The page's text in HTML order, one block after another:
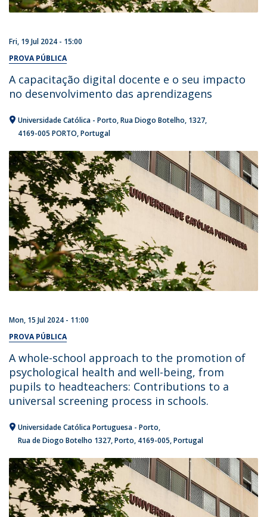
Fri, 19 Jul 2024 - 15:00
PROVA PÚBLICA
A capacitação digital docente e o seu impacto
no desenvolvimento das aprendizagens
Universidade Católica - Porto Rua Diogo Botelho, 1327
4169-005 PORTO Portugal
Mon, 15 Jul 2024 - 11:00
PROVA PÚBLICA
A whole-school approach to the promotion of
psychological health and well-being, from
pupils to headteachers: Contributions to a
universal screening process in schools.
Universidade Católica Portuguesa - Porto
Rua de Diogo Botelho 1327 Porto 4169-005 Portugal